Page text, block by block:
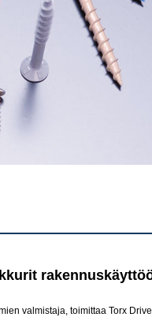
valmistaja, toimittaa Torx